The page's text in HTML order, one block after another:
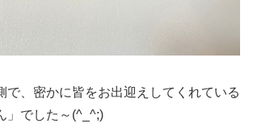
で、密かに皆をお出迎えしてくれている
」でした～(^_^;)